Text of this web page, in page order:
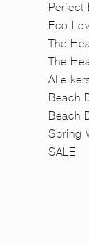
Perfect
Eco
The
The
Alle
Beach
Beach
Spring
SALE